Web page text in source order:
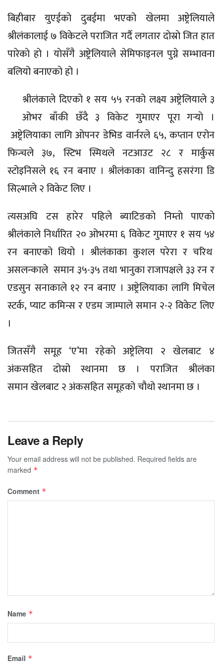
बिहीबार युएईकाे दुबईमा भएको खेलमा अष्ट्रेलियाले
श्रीलंकालाई ७ विकेटले पराजित गर्दै लगतार दाेस्राे जित हात
पारेकाे हाे । याेसँगै अष्ट्रेलियाले सेमिफाइनल पुग्ने सम्भावना
बलियो बनाएकाे हो ।
श्रीलंकाले दिएको १ सय ५५ रनको लक्ष्य अष्ट्रेलियाले ३
ओभर बाँकी छँदै ३ विकेट गुमाएर पूरा गर्‍याे ।
अष्ट्रेलियाका लागि ओपनर डेभिड वार्नरले ६५, कप्तान एरोन
फिन्चले ३७, स्टिभ स्मिथले नटआउट २८ र मार्कुस
स्टोइनिसले १६ रन बनाए । श्रीलंकाका वानिन्दु हसरंगा डि
सिल्भाले २ विकेट लिए ।
त्यसअघि टस हारेर पहिले ब्याटिङकाे निम्ताे पाएकाे
श्रीलंकाले निर्धारित २० ओभरमा ६ विकेट गुमाएर १ सय ५४
रन बनाएको थियो । श्रीलंकाका कुशल परेरा र चरिथ
असलन्काले समान ३५-३५ तथा भानुका राजापक्षले ३३ रन र
एडसुन सनाकाले १२ रन बनाए । अष्ट्रेलियाका लागि मिचेल
स्टर्क, प्याट कमिन्स र एडम जाम्पाले समान २-२ विकेट लिए
।
जितसँगै समूह ‘ए’मा रहेको अष्ट्रेलिया २ खेलबाट ४
अंकसहित दोस्रो स्थानमा छ । पराजित श्रीलंका
समान खेलबाट २ अंकसहित समूहको चौथो स्थानमा छ ।
Leave a Reply
Your email address will not be published. Required fields are
marked *
Comment *
Name *
Email *